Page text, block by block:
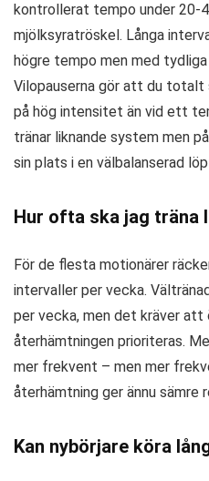
kontrollerat tempo under 20-
mjölksyratröskel. Långa
högre tempo men med
Vilopauserna gör att du
på hög intensitet än vid ett
tränar liknande system men
sin plats i en välbalanserad
Hur ofta ska jag träna
För de flesta motionärer
intervaller per vecka.
per vecka, men det kräver att
återhämtningen prioriteras.
mer frekvent – men mer
återhämtning ger ännu sämre
Kan nybörjare köra